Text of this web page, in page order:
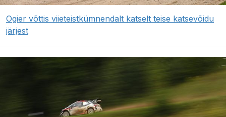
Ogier võttis viieteistkümnendalt katselt teise katsevõidu
järjest